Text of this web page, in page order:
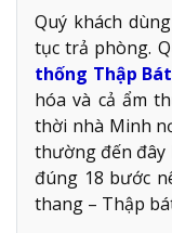
Quý khách
tục trả phòng.
thống Thập
hóa và cả ẩm
thời nhà Minh
thường đến đây
đúng 18 bước
thang – Thập